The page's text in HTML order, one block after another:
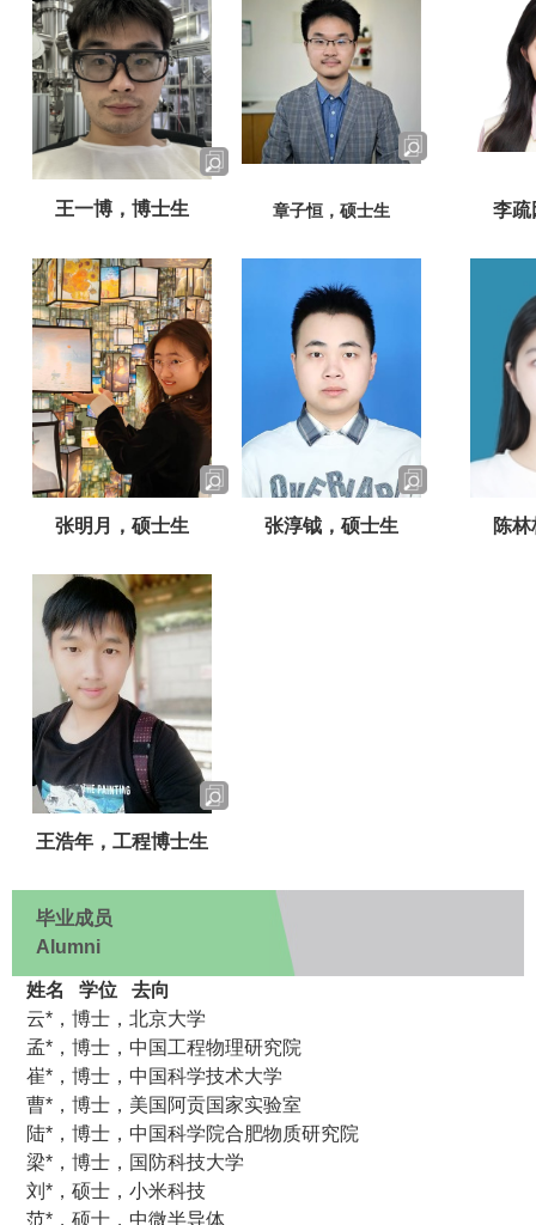
王一博，博士生 章子恒，硕士生 李疏
张明月，硕士生 张淳钺，硕士生 陈
王浩年，工程博士生
毕业成员
Alumni
姓名 学位 去向
云*，博士，北京大学
孟*，博士，中国工程物理研究院
崔*，博士，中国科学技术大学
曹*，博士，美国阿贡国家实验室
陆*，博士，中国科学院合肥物质研究院
梁*，博士，国防科技大学
刘*，硕士，小米科技
范*，硕士，中微半导体